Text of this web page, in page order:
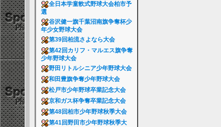
全日本学童軟式野球大会柏市予
選
谷沢健一旗千葉沼南旗争奪杯少
年少女野球大会
第39回柏流さよなら大会
第42回カリフ・マルエス旗争奪
少年野球大会
野田リトルシニア少年野球大会
和田豊旗争奪少年野球大会
松戸市少年野球卒業記念大会
京和ガス杯争奪卒業記念大会
第48回柏市少年野球秋季大会
第41回野田市少年野球秋季大